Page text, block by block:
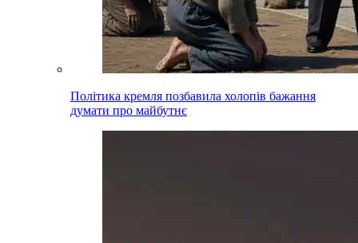
Політика кремля позбавила холопів бажання
думати про майбутнє